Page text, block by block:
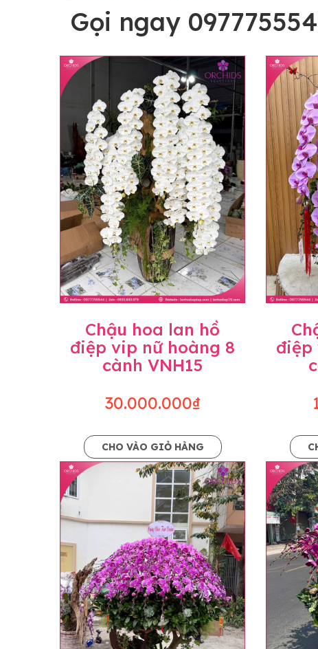
Lưu ý trước khi đặt hàng
• Về cây hoa: Một chậu hoa lan hồ điệp
khác nhau đôi chút giữa sản phẩm thực tế
nhiều, nở ít khi shop có sẵn nên sẽ thay đổi
• Về kiểu dáng & phụ kiện: Beautiful
nếu có thay đổi về màu sắc hoa và kiểu
loại hoa và phụ kiện thay thế, vẫn giữ
Gọi ngay
Chậu hoa lan hồ
điệp vip nữ hoàng 8
cành VNH15
30.000.000₫
CHO VÀO GIỎ HÀNG
điệp